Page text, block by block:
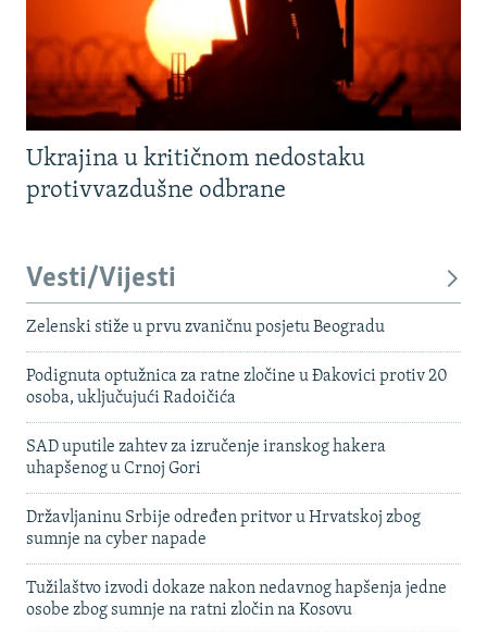
Ukrajina u kritičnom nedostaku
protivvazdušne odbrane
Vesti/Vijesti
Zelenski stiže u prvu zvaničnu posjetu Beogradu
Podignuta optužnica za ratne zločine u Đakovici protiv 20
osoba, uključujući Radoičića
SAD uputile zahtev za izručenje iranskog hakera
uhapšenog u Crnoj Gori
Državljaninu Srbije određen pritvor u Hrvatskoj zbog
sumnje na cyber napade
Tužilaštvo izvodi dokaze nakon nedavnog hapšenja jedne
osobe zbog sumnje na ratni zločin na Kosovu